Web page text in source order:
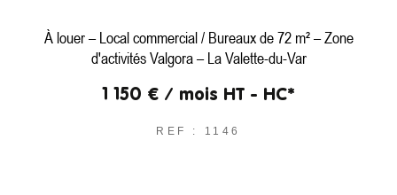
À louer – Local commercial / Bureaux de 72 m² – Zone
d'activités Valgora – La Valette-du-Var
1 150 € / mois HT - HC*
REF : 1146